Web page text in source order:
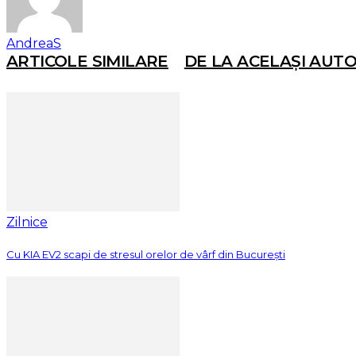
AndreaS
ARTICOLE SIMILARE DE LA ACELAȘI
Zilnice
Cu KIA EV2 scapi de stresul orelor de vârf din București